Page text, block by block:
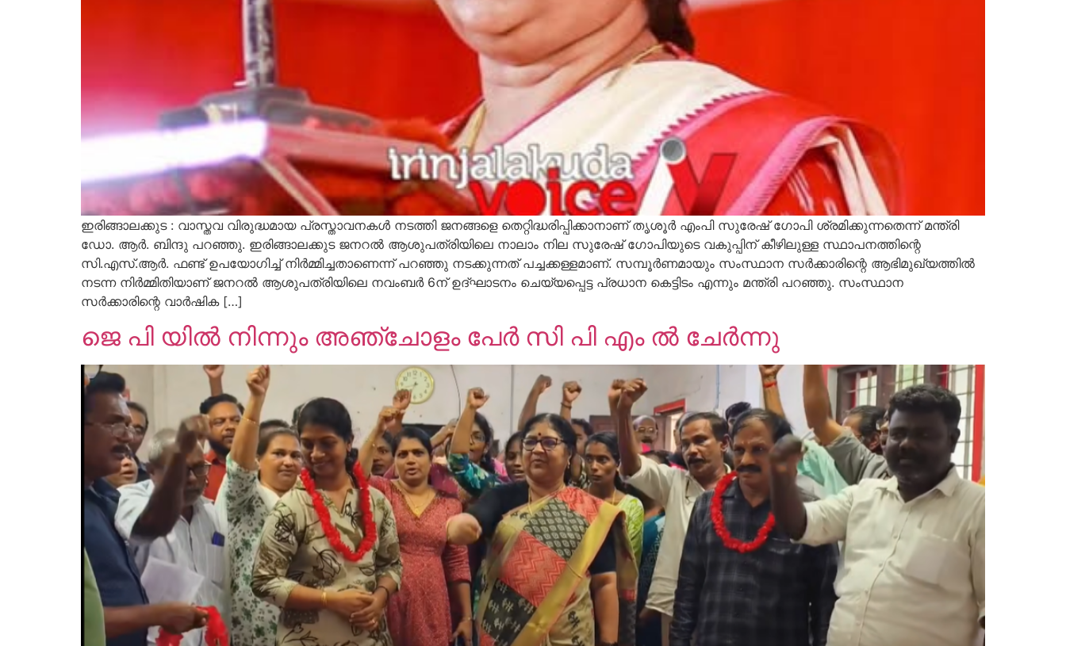
ഇരിങ്ങാലക്കുട : വാസ്തവ വിരുദ്ധമായ പ്രസ്താവനകൾ നടത്തി ജനങ്ങളെ തെറ്റിദ്ധരിപ്പിക്കാനാണ് തൃശൂർ എംപി സുരേഷ് ഗോപി ശ്രമിക്കുന്നതെന്ന് മന്ത്രി
ഡോ. ആർ. ബിന്ദു പറഞ്ഞു. ഇരിങ്ങാലക്കുട ജനറൽ ആശുപത്രിയിലെ നാലാം നില സുരേഷ് ഗോപിയുടെ വകുപ്പിന് കീഴിലുള്ള സ്ഥാപനത്തിന്റെ
സി.എസ്.ആർ. ഫണ്ട് ഉപയോഗിച്ച് നിർമ്മിച്ചതാണെന്ന് പറഞ്ഞു നടക്കുന്നത് പച്ചക്കള്ളമാണ്. സമ്പൂർണമായും സംസ്ഥാന സർക്കാരിന്റെ ആഭിമുഖ്യത്തിൽ
നടന്ന നിർമ്മിതിയാണ് ജനറൽ ആശുപത്രിയിലെ നവംബർ 6ന് ഉദ്‌ഘാടനം ചെയ്യപ്പെട്ട പ്രധാന കെട്ടിടം എന്നും മന്ത്രി പറഞ്ഞു. സംസ്ഥാന
സർക്കാരിന്റെ വാർഷിക […]
ജെ പി യിൽ നിന്നും അഞ്ചോളം പേർ സി പി എം ൽ ചേർന്നു